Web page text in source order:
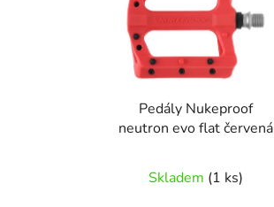
Pedály Nukeproof
neutron evo flat červená
Skladem (1 ks)